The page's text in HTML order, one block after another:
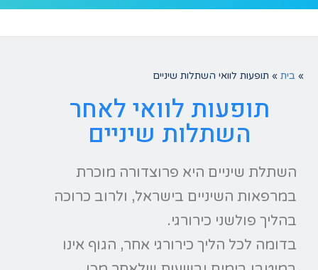
» בית » תופעות לוואי השתלות שיניים
תופעות לוואי לאחר
השתלות שיניים
השתלת שיניים היא פרוצדורה מוכרת
במרפאות השיניים בישראל, ולרוב כרוכה
בהליך פולשני כירורגי.
בדומה לכל הליך כירורגי אחר, הגוף אינו